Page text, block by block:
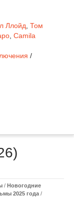
Ллойд Том
Camila
/
/ Новогодние
2025 года /